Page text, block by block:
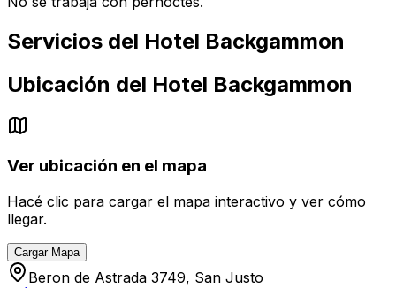
Servicios del Hotel Backgammon
Ubicación del Hotel Backgammon
Ver ubicación en el mapa
Hacé clic para cargar el mapa interactivo y ver cómo
llegar.
Cargar Mapa
Beron de Astrada 3749, San Justo